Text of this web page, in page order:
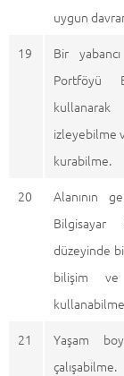
uygun
19
Bir
Portföyü
izleyebilme
kurabilme.
20
Alanının
Bilgisayar
düzeyinde
bilişim ve
21
Yaşam
çalışabilme.